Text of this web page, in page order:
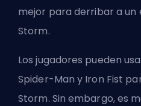
mejor para derribar a un
Storm.
Los jugadores pueden
Spider-Man y Iron Fist
Storm. Sin embargo, es